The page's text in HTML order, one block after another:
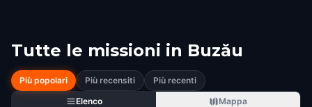
Tutte le missioni in Buzău
Più popolari Più recensiti
Più recenti
Elenco
Mappa